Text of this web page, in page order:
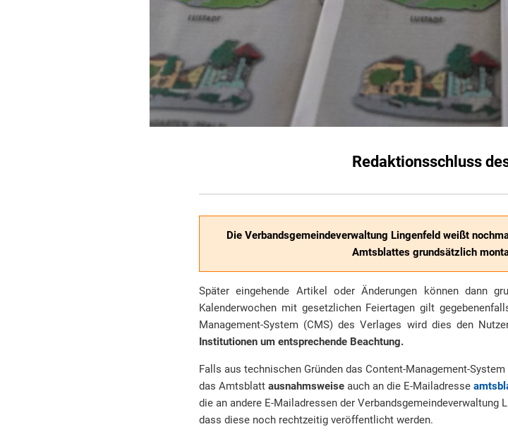
Redaktionsschluss
Die Verbandsgemeindeverwaltung Lingenfeld weißt
Amtsblattes grundsätzlich
Später eingehende Artikel oder Änderungen können dann
Kalenderwochen mit gesetzlichen Feiertagen gilt
Management-System (CMS) des Verlages wird dies den
Institutionen um entsprechende Beachtung.
Falls aus technischen Gründen das Content-Management-
das Amtsblatt ausnahmsweise auch an die E-Mailadresse
die an andere E-Mailadressen der Verbandsgemeindeverwaltung
dass diese noch rechtzeitig veröffentlicht werden.